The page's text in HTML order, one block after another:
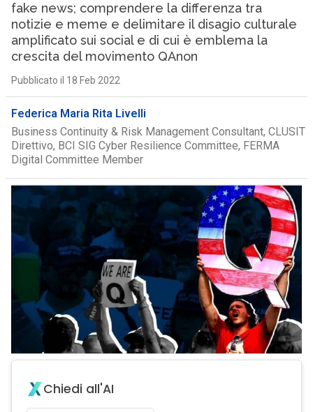
fake news; comprendere la differenza tra
notizie e meme e delimitare il disagio culturale
amplificato sui social e di cui è emblema la
crescita del movimento QAnon
Pubblicato il 18 Feb 2022
Federica Maria Rita Livelli
Business Continuity & Risk Management Consultant, CLUSIT
Direttivo, BCI SIG Cyber Resilience Committee, FERMA
Digital Committee Member
Chiedi all'AI